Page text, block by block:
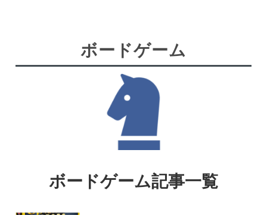
ボードゲーム
ボードゲーム記事一覧